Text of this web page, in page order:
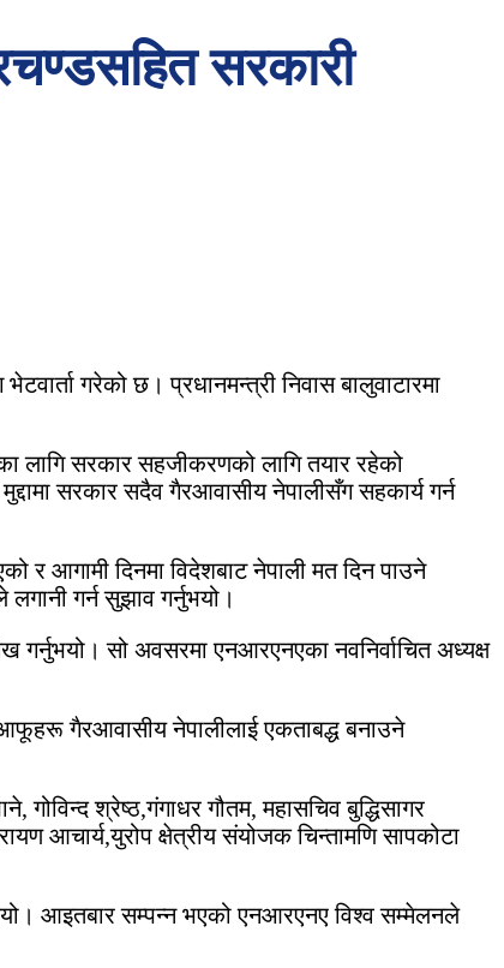
सरकारी
गरेको छ। प्रधानमन्त्री निवास बालुवाटारमा
लागि सरकार सहजीकरणको लागि तयार रहेको
सरकार सदैव गैरआवासीय नेपालीसँग सहकार्य गर्न
र आगामी दिनमा विदेशबाट नेपाली मत दिन पाउने
गर्न सुझाव गर्नुभयो।
गर्नुभयो। सो अवसरमा एनआरएनएका नवनिर्वाचित अध्यक्ष
आफूहरू गैरआवासीय नेपालीलाई एकताबद्ध बनाउने
गोविन्द श्रेष्ठ,गंगाधर गौतम, महासचिव बुद्धिसागर
आचार्य,युरोप क्षेत्रीय संयोजक चिन्तामणि सापकोटा
आइतबार सम्पन्न भएको एनआरएनए विश्व सम्मेलनले